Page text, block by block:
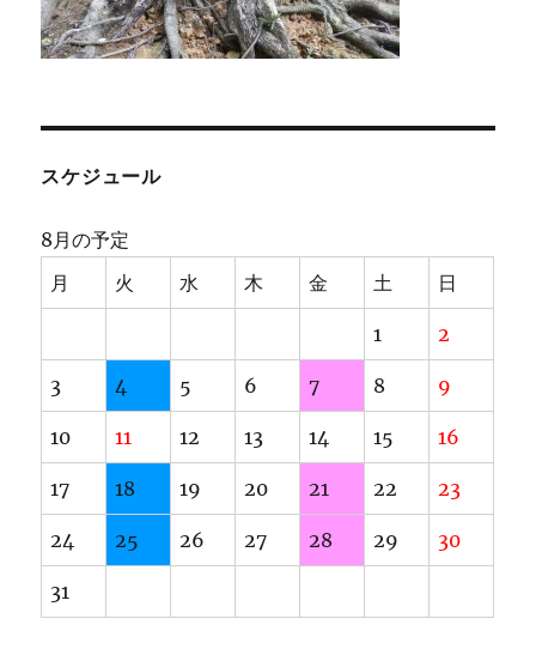
スケジュール
8月の予定
月
火 水 木 金 土 日
1 2
3 4 5 6 7 8 9
10 11 12 13 14 15 16
17 18 19 20 21 22 23
24 25 26 27 28 29 30
31